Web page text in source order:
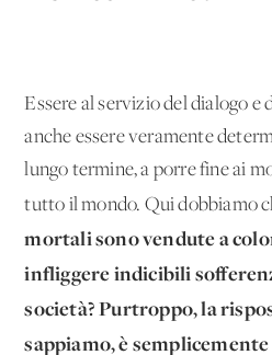
Essere al servizio del dialogo e
anche essere veramente
lungo termine, a porre fine ai
tutto il mondo. Qui dobbiamo
mortali sono vendute a
infliggere indicibili
società?Purtroppo, la
sappiamo, è